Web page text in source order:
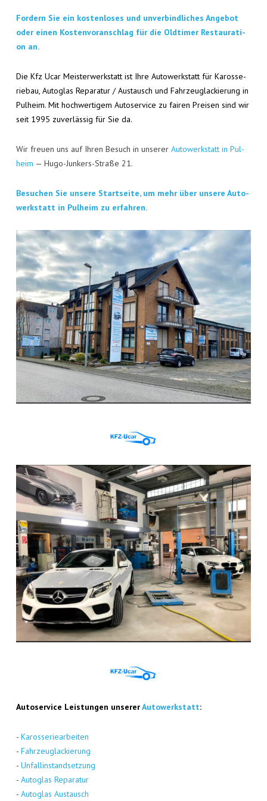
VISI­TEN­KAR­TE
For­dern Sie ein kos­ten­lo­ses und unver­bind­li­ches Ange­bot
oder einen Kos­ten­vor­anschlag für die Old­ti­mer Restau­ra­ti­
on an.
Die Kfz Ucar Meis­ter­werk­statt ist Ihre Auto­werk­statt für Karos­se­
rie­bau, Auto­glas Repa­ra­tur / Aus­tausch und Fahr­zeug­la­ckie­rung in
Pul­heim. Mit hoch­wer­ti­gem Auto­ser­vice zu fai­ren Prei­sen sind wir
seit 1995 zuver­läs­sig für Sie da.
Wir freu­en uns auf Ihren Besuch in unse­rer Auto­werk­statt in Pul­
heim — Hugo-Jun­kers-Stra­ße 21.
Besu­chen Sie unse­re Start­sei­te, um mehr über unse­re Auto­
werk­statt in Pul­heim zu erfahren.
Auto­ser­vice Leis­tun­gen unse­rerAuto­werk­statt:
- Karos­se­rie­ar­bei­ten
- Fahr­zeug­la­ckie­rung
- Unfall­in­stand­set­zung
- Auto­glas Repa­ra­tur
- Auto­glas Aus­tausch